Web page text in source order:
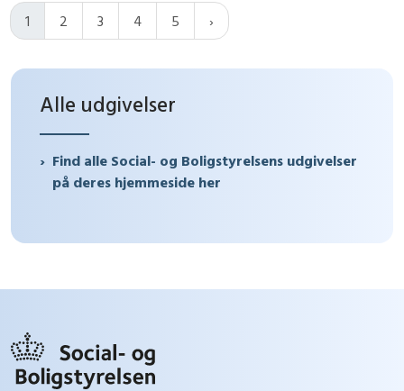
1 2 3 4 5
Alle udgivelser
Find alle Social- og Boligstyrelsens udgivelser
på deres hjemmeside her